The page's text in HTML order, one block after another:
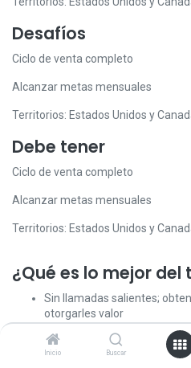
Inicio Buscar
Desafíos
Ciclo de venta completo
Alcanzar metas mensuales
Territorios: Estados Unidos y
Debe tener
Ciclo de venta completo
Alcanzar metas mensuales
Territorios: Estados Unidos y
¿Qué es lo mejor del
Sin llamadas salientes;
otorgarles valor
Usted vende software de
personas y proyectos
Amplio espectro de